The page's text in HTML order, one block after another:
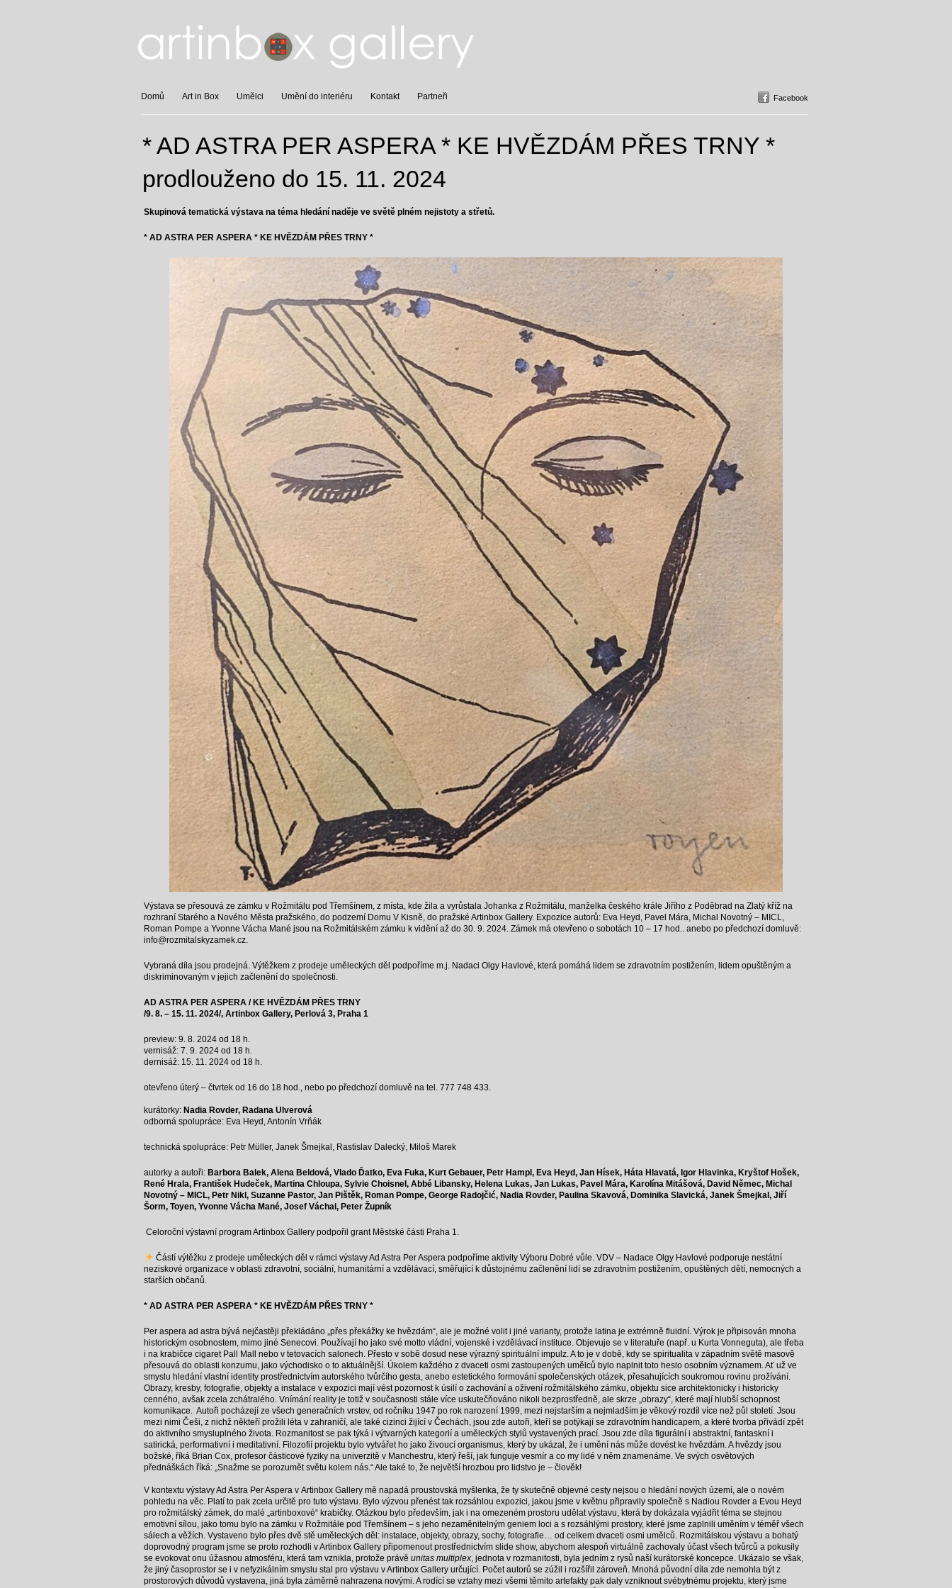
Facebook
Domů Art in Box Umělci Umění do interiéru Kontakt Partneři
* AD ASTRA PER ASPERA * KE HVĚZDÁM PŘES TRNY *
prodlouženo do 15. 11. 2024
Skupinová tematická výstava na téma hledání naděje ve světě plném nejistoty a střetů.
* AD ASTRA PER ASPERA * KE HVĚZDÁM PŘES TRNY *
Výstava se přesouvá ze zámku v Rožmitálu pod Třemšínem, z místa, kde žila a vyrůstala Johanka z Rožmitálu, manželka českého krále Jiřího z Poděbrad na Zlatý kříž na
rozhraní Starého a Nového Města pražského, do podzemí Domu V Kisně, do pražské Artinbox Gallery. Expozice autorů: Eva Heyd, Pavel Mára, Michal Novotný – MICL,
Roman Pompe a Yvonne Vácha Mané jsou na Rožmitálském zámku k vidění až do 30. 9. 2024. Zámek má otevřeno o sobotách 10 – 17 hod.. anebo po předchozí domluvě:
info@rozmitalskyzamek.cz.
Vybraná díla jsou prodejná. Výtěžkem z prodeje uměleckých děl podpoříme m.j. Nadaci Olgy Havlové, která pomáhá lidem se zdravotním postižením, lidem opuštěným a
diskriminovaným v jejich začlenění do společnosti.
AD ASTRA PER ASPERA / KE HVĚZDÁM PŘES TRNY
/9. 8. – 15. 11. 2024/, Artinbox Gallery, Perlová 3, Praha 1
preview: 9. 8. 2024 od 18 h.
vernisáž: 7. 9. 2024 od 18 h.
dernisáž: 15. 11. 2024 od 18 h.
otevřeno úterý – čtvrtek od 16 do 18 hod., nebo po předchozí domluvě na tel. 777 748 433.
kurátorky: Nadia Rovder, Radana Ulverová
odborná spolupráce: Eva Heyd, Antonín Vrňák
technická spolupráce: Petr Müller, Janek Šmejkal, Rastislav Dalecký, Miloš Marek
autorky a autoři: Barbora Balek, Alena Beldová, Vlado Ďatko, Eva Fuka, Kurt Gebauer, Petr Hampl, Eva Heyd, Jan Hísek, Háta Hlavatá, Igor Hlavinka, Kryštof Hošek,
René Hrala, František Hudeček, Martina Chloupa, Sylvie Choisnel, Abbé Libansky, Helena Lukas, Jan Lukas, Pavel Mára, Karolína Mitášová, David Němec, Michal
Novotný – MICL, Petr Nikl, Suzanne Pastor, Jan Pištěk, Roman Pompe, George Radojčić, Nadia Rovder, Paulina Skavová, Dominika Slavická, Janek Šmejkal, Jiří
Šorm, Toyen, Yvonne Vácha Mané, Josef Váchal, Peter Župník
Celoroční výstavní program Artinbox Gallery podpořil grant Městské části Praha 1.
Částí výtěžku z prodeje uměleckých děl v rámci výstavy Ad Astra Per Aspera podpoříme aktivity Výboru Dobré vůle. VDV – Nadace Olgy Havlové podporuje nestátní
neziskové organizace v oblasti zdravotní, sociální, humanitární a vzdělávací, směřující k důstojnému začlenění lidí se zdravotním postižením, opuštěných dětí, nemocných a
starších občanů.
* AD ASTRA PER ASPERA * KE HVĚZDÁM PŘES TRNY *
Per aspera ad astra bývá nejčastěji překládáno „přes překážky ke hvězdám“, ale je možné volit i jiné varianty, protože latina je extrémně fluidní. Výrok je připisován mnoha
historickým osobnostem, mimo jiné Senecovi. Používají ho jako své motto vládní, vojenské i vzdělávací instituce. Objevuje se v literatuře (např. u Kurta Vonneguta), ale třeba
i na krabičce cigaret Pall Mall nebo v tetovacích salonech. Přesto v sobě dosud nese výrazný spirituální impulz. A to je v době, kdy se spiritualita v západním světě masově
přesouvá do oblasti konzumu, jako východisko o to aktuálnější. Úkolem každého z dvaceti osmi zastoupených umělců bylo naplnit toto heslo osobním významem. Ať už ve
smyslu hledání vlastní identity prostřednictvím autorského tvůrčího gesta, anebo estetického formování společenských otázek, přesahujících soukromou rovinu prožívání.
Obrazy, kresby, fotografie, objekty a instalace v expozici mají vést pozornost k úsilí o zachování a oživení rožmitálského zámku, objektu sice architektonicky i historicky
cenného, avšak zcela zchátralého. Vnímání reality je totiž v současnosti stále více uskutečňováno nikoli bezprostředně, ale skrze „obrazy“, které mají hlubší schopnost
komunikace. Autoři pocházejí ze všech generačních vrstev, od ročníku 1947 po rok narození 1999, mezi nejstarším a nejmladším je věkový rozdíl více než půl století. Jsou
mezi nimi Češi, z nichž někteří prožili léta v zahraničí, ale také cizinci žijící v Čechách, jsou zde autoři, kteří se potýkají se zdravotním handicapem, a které tvorba přivádí zpět
do aktivního smysluplného života. Rozmanitost se pak týká i výtvarných kategorií a uměleckých stylů vystavených prací. Jsou zde díla figurální i abstraktní, fantaskní i
satirická, performativní i meditativní. Filozofií projektu bylo vytvářet ho jako živoucí organismus, který by ukázal, že i umění nás může dovést ke hvězdám. A hvězdy jsou
božské, říká Brian Cox, profesor částicové fyziky na univerzitě v Manchestru, který řeší, jak funguje vesmír a co my lidé v něm znamenáme. Ve svých osvětových
přednáškách říká: „Snažme se porozumět světu kolem nás.“ Ale také to, že největší hrozbou pro lidstvo je – člověk!
V kontextu výstavy Ad Astra Per Aspera v Artinbox Gallery mě napadá proustovská myšlenka, že ty skutečně objevné cesty nejsou o hledání nových území, ale o novém
pohledu na věc. Platí to pak zcela určitě pro tuto výstavu. Bylo výzvou přenést tak rozsáhlou expozici, jakou jsme v květnu připravily společně s Nadiou Rovder a Evou Heyd
pro rožmitálský zámek, do malé „artinboxové“ krabičky. Otázkou bylo především, jak i na omezeném prostoru udělat výstavu, která by dokázala vyjádřit téma se stejnou
emotivní sílou, jako tomu bylo na zámku v Rožmitále pod Třemšínem – s jeho nezaměnitelným geniem loci a s rozsáhlými prostory, které jsme zaplnili uměním v téměř všech
sálech a věžích. Vystaveno bylo přes dvě stě uměleckých děl: instalace, objekty, obrazy, sochy, fotografie… od celkem dvaceti osmi umělců. Rozmitálskou výstavu a bohatý
doprovodný program jsme se proto rozhodli v Artinbox Gallery připomenout prostřednictvím slide show, abychom alespoň virtuálně zachovaly účast všech tvůrců a pokusily
se evokovat onu úžasnou atmosféru, která tam vznikla, protože právě unitas multiplex, jednota v rozmanitosti, byla jedním z rysů naší kurátorské koncepce. Ukázalo se však,
že jiný časoprostor se i v nefyzikálním smyslu stal pro výstavu v Artinbox Gallery určující. Počet autorů se zúžil i rozšířil zároveň. Mnohá původní díla zde nemohla být z
prostorových důvodů vystavena, jiná byla záměrně nahrazena novými. A rodící se vztahy mezi všemi těmito artefakty pak daly vzniknout svébytnému projektu, který jsme